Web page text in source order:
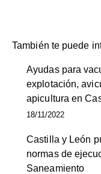
También te puede
Ayudas para
explotación,
apicultura en
18/11/2022
Castilla y León
normas de
Saneamiento